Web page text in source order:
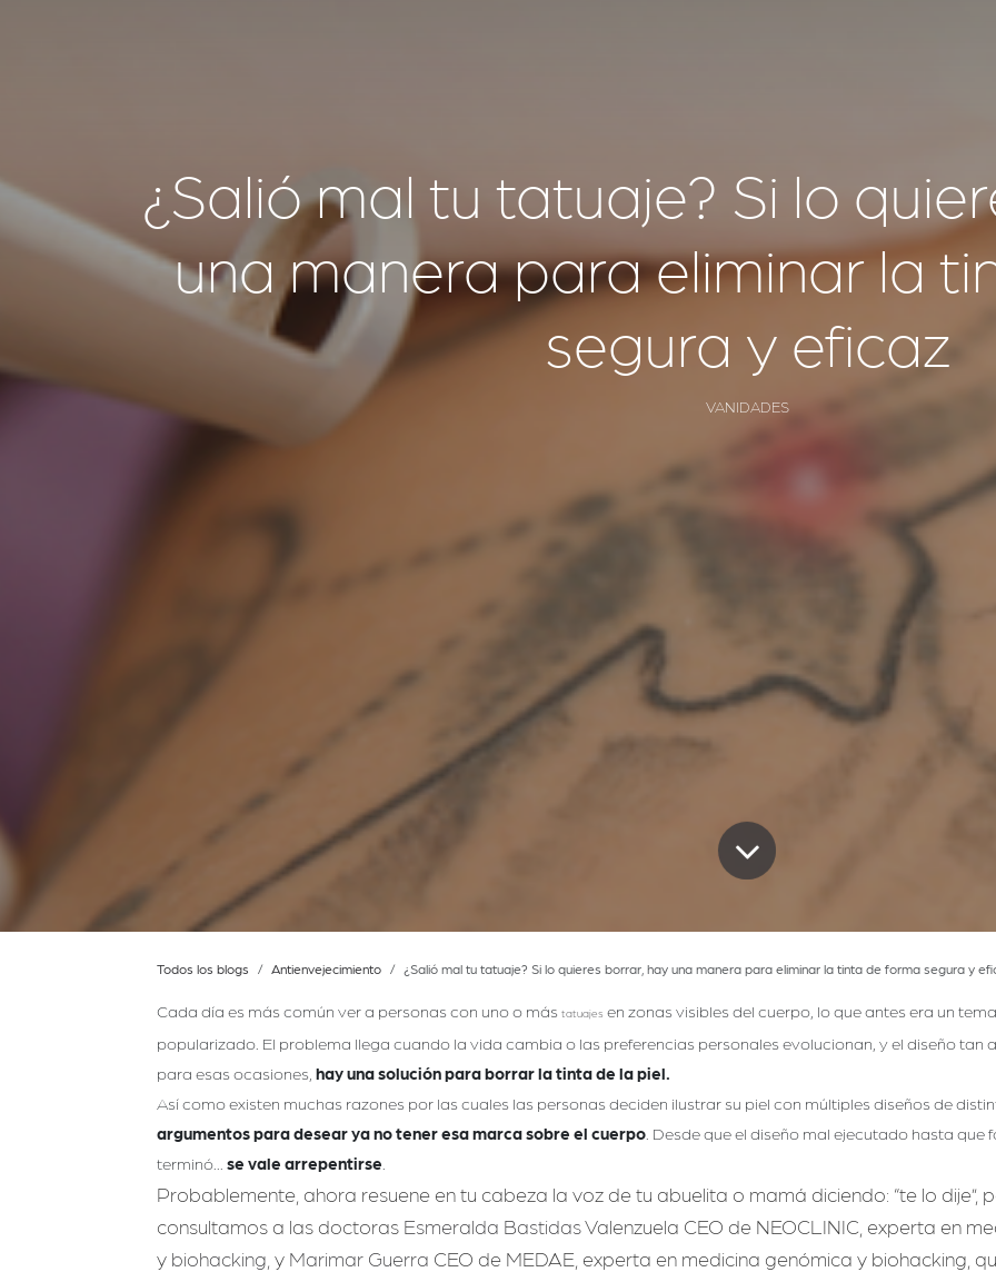
¿Salió mal tu tatuaje? Si lo
una manera para eliminar la
segura y eficaz
VANIDADES
Todos los blogs Antienvejecimiento ¿Salió mal tu tatuaje? Si lo quieres borrar, hay una manera para eliminar la tinta de forma segura y
Cada día es más común ver a personas con uno o mástatuajes en zonas visibles del cuerpo, lo que antes era un
popularizado. El problema llega cuando la vida cambia o las preferencias personales evolucionan, y el diseño tan
para esas ocasiones,hay una solución para borrar la tinta de la piel.
Así como existen muchas razones por las cuales las personas deciden ilustrar su piel con múltiples diseños de
argumentos para desear ya no tener esa marca sobre el cuerpo . Desde que el diseño mal ejecutado hasta
terminó...se vale arrepentirse
Probablemente, ahora resuene en tu cabeza la voz de tu abuelita o mamá diciendo: “te lo dije”,
consultamos a las doctoras Esmeralda BastidasValenzuela CEO de NEOCLINIC, experta en
y biohacking, y Marimar Guerra CEO de MEDAE, experta en medicina genómica y biohacking,